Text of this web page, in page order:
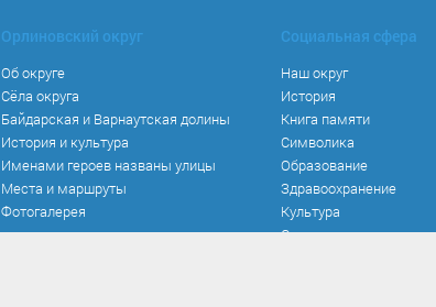
Орлиновский округ
Об округе
Сёла округа
Байдарская и Варнаутская долины
История и культура
Именами героев названы улицы
Места и маршруты
Фотогалерея
Социальная сфера
Наш округ
История
Книга памяти
Символика
Образование
Здравоохранение
Культура
Спорт